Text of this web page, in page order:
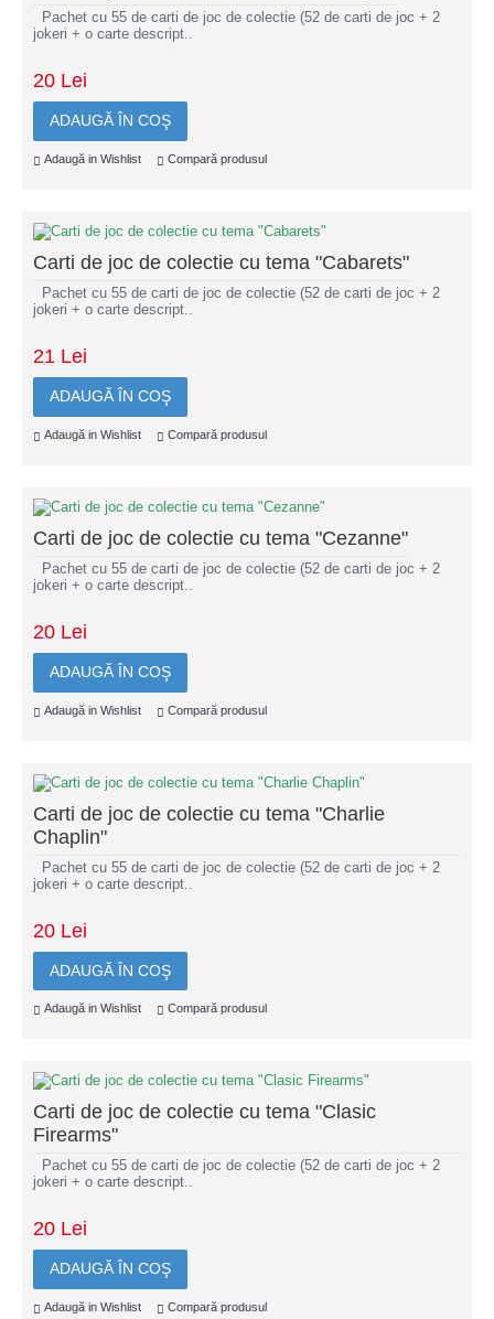
Pachet cu 55 de carti de joc de colectie (52 de carti de joc + 2
jokeri + o carte descript..
20 Lei
ADAUGĂ ÎN COŞ
Adaugă in Wishlist Compară produsul
Carti de joc de colectie cu tema "Cabarets"
Pachet cu 55 de carti de joc de colectie (52 de carti de joc + 2
jokeri + o carte descript..
21 Lei
ADAUGĂ ÎN COŞ
Adaugă in Wishlist Compară produsul
Carti de joc de colectie cu tema "Cezanne"
Pachet cu 55 de carti de joc de colectie (52 de carti de joc + 2
jokeri + o carte descript..
20 Lei
ADAUGĂ ÎN COŞ
Adaugă in Wishlist Compară produsul
Carti de joc de colectie cu tema "Charlie
Chaplin"
Pachet cu 55 de carti de joc de colectie (52 de carti de joc + 2
jokeri + o carte descript..
20 Lei
ADAUGĂ ÎN COŞ
Adaugă in Wishlist Compară produsul
Carti de joc de colectie cu tema "Clasic
Firearms"
Pachet cu 55 de carti de joc de colectie (52 de carti de joc + 2
jokeri + o carte descript..
20 Lei
ADAUGĂ ÎN COŞ
Adaugă in Wishlist Compară produsul